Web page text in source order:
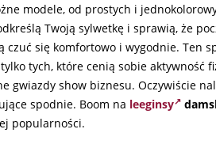
modele, od prostych i
Twoją sylwetkę i sprawią, że
się komfortowo i wygodnie. Ten
tych, które cenią sobie aktywność
gwiazdy show biznesu. Oczywiście
spodnie. Boom na leeginsy
popularności.